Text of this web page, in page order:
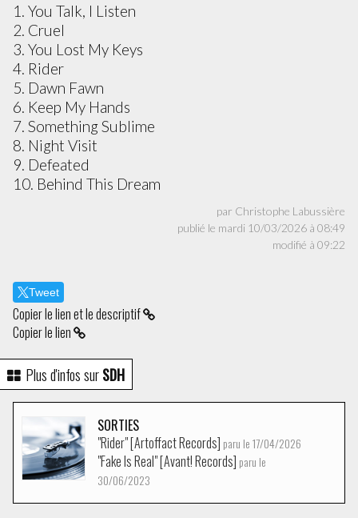
1. You Talk, I Listen
2. Cruel
3. You Lost My Keys
4. Rider
5. Dawn Fawn
6. Keep My Hands
7. Something Sublime
8. Night Visit
9. Defeated
10. Behind This Dream
par Christophe Labussière
publié le mardi 10/03/2026 à 08:49
modifié à 09:22
Tweet
Copier le lien et le descriptif
Copier le lien
Plus d'infos surSDH
SORTIES
"Rider" [Artoffact Records] paru le 17/04/2026
"Fake Is Real" [Avant! Records] paru le
30/06/2023